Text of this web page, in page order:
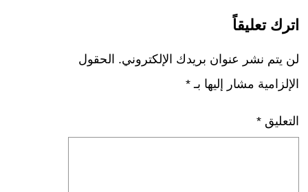
اترك تعليقاً
لن يتم نشر عنوان بريدك الإلكتروني. الحقول
الإلزامية مشار إليها بـ *
التعليق *